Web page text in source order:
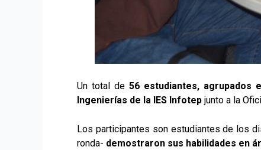
Un total de 56 estudiantes, agrupados
Ingenierías de la IES Infotep junto a la
Los participantes son estudiantes de los
ronda- demostraron sus habilidades en